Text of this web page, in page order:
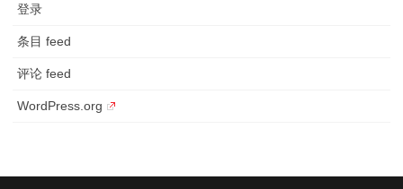
登录
条目 feed
评论 feed
WordPress.org